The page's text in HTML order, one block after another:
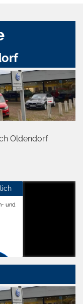
Oldendorf
und